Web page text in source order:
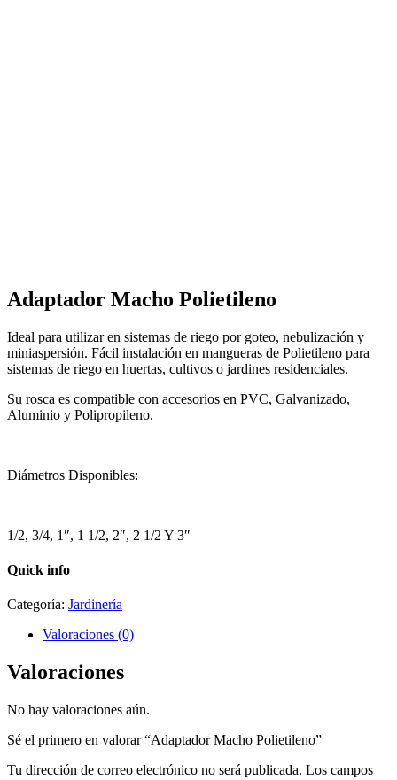
Adaptador Macho Polietileno
Ideal para utilizar en sistemas de riego por goteo, nebulización y
miniaspersión. Fácil instalación en mangueras de Polietileno para
sistemas de riego en huertas, cultivos o jardines residenciales.
Su rosca es compatible con accesorios en PVC, Galvanizado,
Aluminio y Polipropileno.
Diámetros Disponibles:
1/2, 3/4, 1″, 1 1/2, 2″, 2 1/2 Y 3″
Quick info
Categoría: Jardinería
Valoraciones (0)
Valoraciones
No hay valoraciones aún.
Sé el primero en valorar “Adaptador Macho Polietileno”
Tu dirección de correo electrónico no será publicada. Los campos